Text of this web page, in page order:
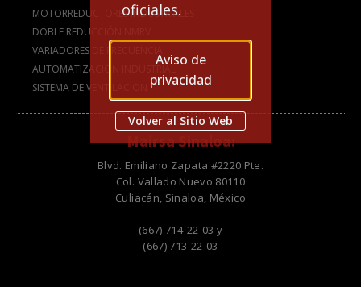
oficiales.
Aviso de
privacidad
Volver al Sitio Web
MOTORREDUCTORES INDUSTRIALES
DOBLE REDUCCIÓN NMRV
VARIADORES DE FRECUENCIA
AUTOMATIZACION INDUSTRIAL
SISTEMA DE VENTILACION
Mairsa Sinaloa:
Blvd. Emiliano Zapata #2220 Pte.
Col. Vallado Nuevo 80110
Culiacán, Sinaloa, México
(667) 714-22-03 y
(667) 713-22-03